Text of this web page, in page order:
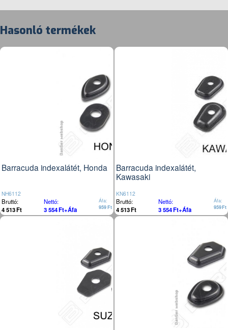
Hasonló termékek
Barracuda indexalátét, Honda
NH6112
Bruttó:
4 513Ft
Nettó:
3 554Ft+Áfa
Áfa:
959Ft
Barracuda indexalátét,
Kawasaki
KN6112
Bruttó:
4 513Ft
Nettó:
3 554Ft+Áfa
Áfa:
959Ft